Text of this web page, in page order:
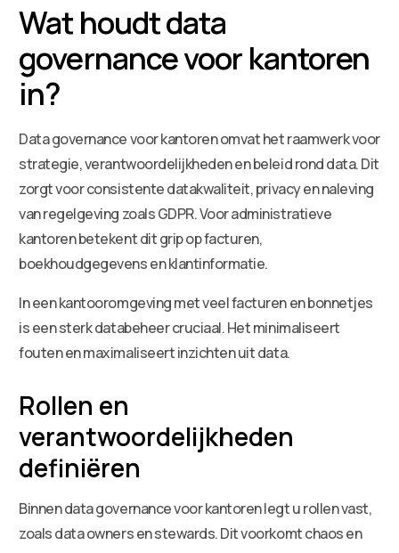
Wat houdt data
governance voor kantoren
in?
Data governance voor kantoren omvat het raamwerk voor
strategie, verantwoordelijkheden en beleid rond data. Dit
zorgt voor consistente datakwaliteit, privacy en naleving
van regelgeving zoals GDPR. Voor administratieve
kantoren betekent dit grip op facturen,
boekhoudgegevens en klantinformatie.
In een kantooromgeving met veel facturen en bonnetjes
is een sterk databeheer cruciaal. Het minimaliseert
fouten en maximaliseert inzichten uit data.
Rollen en
verantwoordelijkheden
definiëren
Binnen data governance voor kantoren legt u rollen vast,
zoals data owners en stewards. Dit voorkomt chaos en